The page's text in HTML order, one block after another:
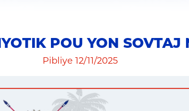
POU YON SOVTAJ
Pibliye 12/11/2025